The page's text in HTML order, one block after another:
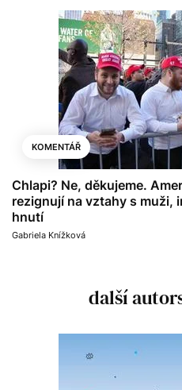
KOMENTÁŘ
Chlapi? Ne, děkujeme.
rezignují na vztahy s muži,
hnutí
Gabriela Knížková
další